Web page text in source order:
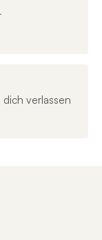
verlassen